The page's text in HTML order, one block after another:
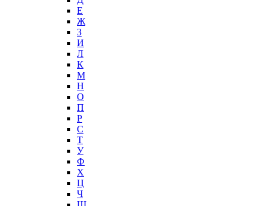
Е
Ж
З
И
Л
К
М
Н
О
П
Р
С
Т
У
Ф
Х
Ц
Ч